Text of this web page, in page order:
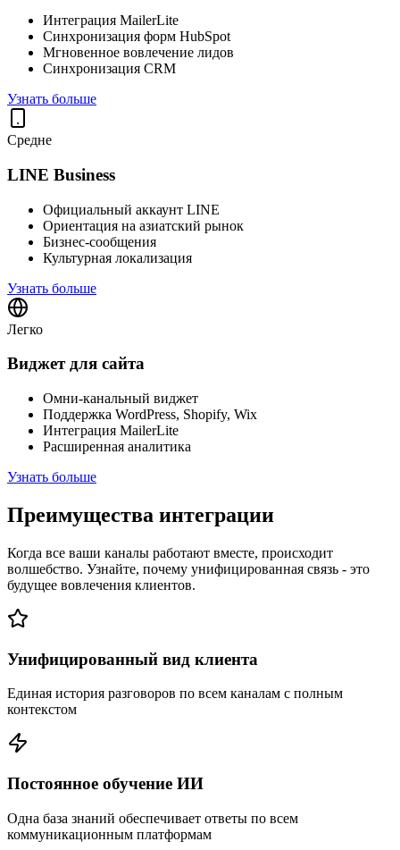
Интеграция MailerLite
Синхронизация форм HubSpot
Мгновенное вовлечение лидов
Синхронизация CRM
Узнать больше
Средне
LINE Business
Официальный аккаунт LINE
Ориентация на азиатский рынок
Бизнес-сообщения
Культурная локализация
Узнать больше
Легко
Виджет для сайта
Омни-канальный виджет
Поддержка WordPress, Shopify, Wix
Интеграция MailerLite
Расширенная аналитика
Узнать больше
Преимущества интеграции
Когда все ваши каналы работают вместе, происходит
волшебство. Узнайте, почему унифицированная связь - это
будущее вовлечения клиентов.
Унифицированный вид клиента
Единая история разговоров по всем каналам с полным
контекстом
Постоянное обучение ИИ
Одна база знаний обеспечивает ответы по всем
коммуникационным платформам